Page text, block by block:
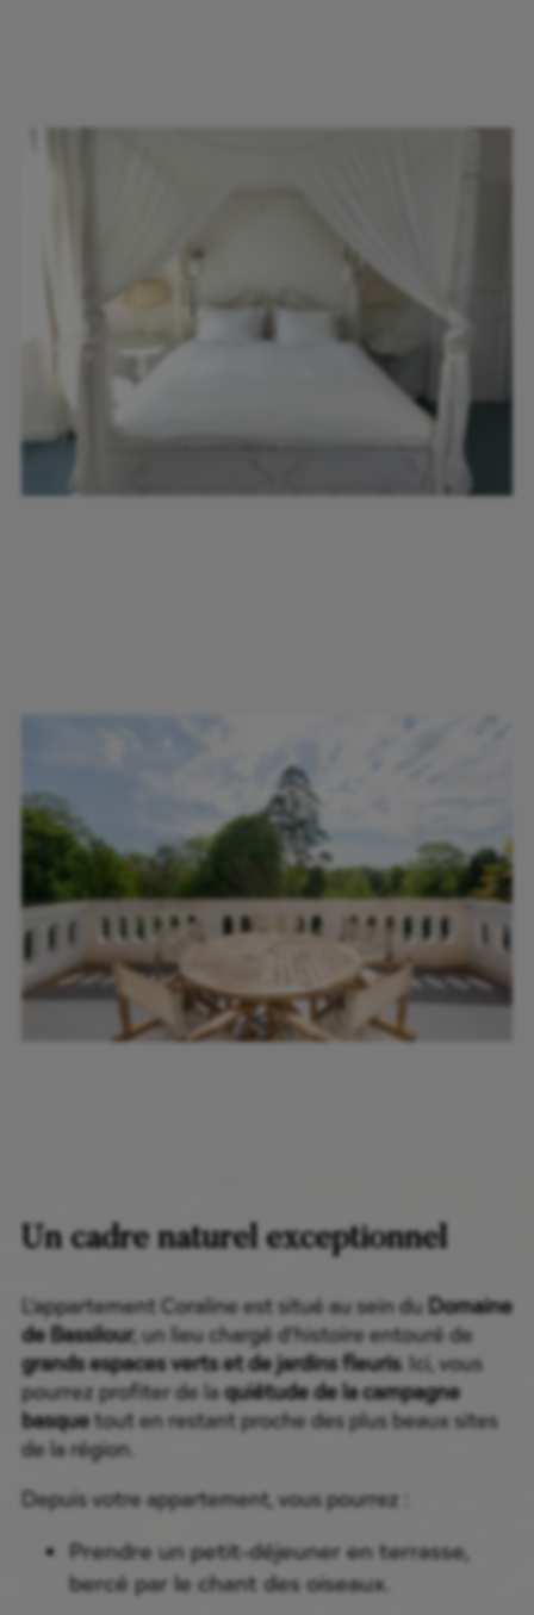
Un cadre naturel exceptionnel
L’appartement Coraline est situé au sein du Domaine
de Bassilour, un lieu chargé d’histoire entouré de
grands espaces verts et de jardins fleuris. Ici, vous
pourrez profiter de laquiétude de la campagne
basquetout en restant proche des plus beaux sites
de la région.
Depuis votre appartement, vous pourrez :
Prendre un petit-déjeuner en terrasse,
bercé par le chant des oiseaux.